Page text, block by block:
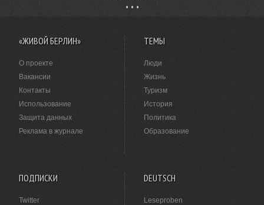
«ЖИВОЙ БЕРЛИН»
О проекте
Вакансии
Контакты
Использование
Защита данных
Реклама в журнале
ТЕМЫ
Люди
Жизнь
Туризм
История
Политика
Образование
ПОДПИСКИ
Twitter
DEUTSCH
Leseproben